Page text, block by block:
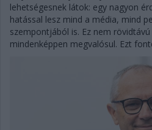
lehetségesnek látok: egy nagyon
hatással lesz mind a média, mind
szempontjából is. Ez nem
mindenképpen megvalósul. Ezt